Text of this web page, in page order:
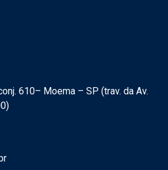
610– Moema – SP (trav. da Av.